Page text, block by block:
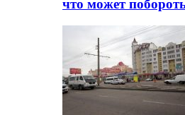
что может